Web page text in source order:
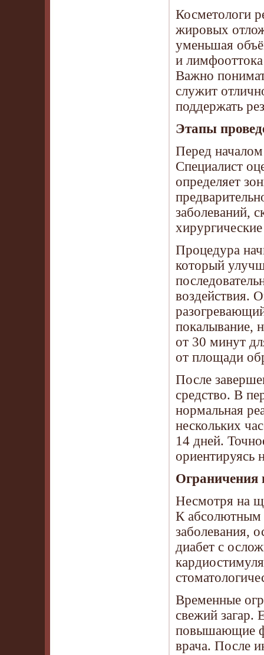
Косметологи
жировых
уменьшая
и
Важно
служит
поддержать
Этапы
Перед началом
Специалист
определяет
заболеваний,
Процедура
который
воздействия.
покалывание,
от 30 минут
от площади
После
средство. В
нормальная
нескольких
14 дней.
ориентируясь
Ограничения
Несмотря на
К абсолютным
заболевания,
диабет с
Временные
свежий загар.
повышающие
врача. После